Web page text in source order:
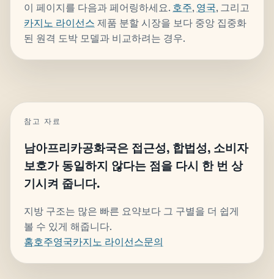
이 페이지를 다음과 페어링하세요. 호주, 영국, 그리고
카지노 라이선스 제품 분할 시장을 보다 중앙 집중화
된 원격 도박 모델과 비교하려는 경우.
참고 자료
남아프리카공화국은 접근성, 합법성, 소비자
보호가 동일하지 않다는 점을 다시 한 번 상
기시켜 줍니다.
지방 구조는 많은 빠른 요약보다 그 구별을 더 쉽게
볼 수 있게 해줍니다.
홈호주영국카지노 라이선스문의